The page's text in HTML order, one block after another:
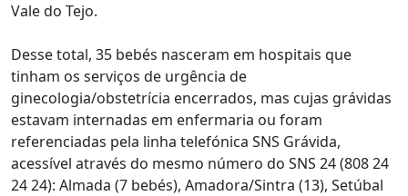
Vale do Tejo.
Desse total, 35 bebés nasceram em hospitais que
tinham os serviços de urgência de
ginecologia/obstetrícia encerrados, mas cujas grávidas
estavam internadas em enfermaria ou foram
referenciadas pela linha telefónica SNS Grávida,
acessível através do mesmo número do SNS 24 (808 24
24 24): Almada (7 bebés), Amadora/Sintra (13), Setúbal